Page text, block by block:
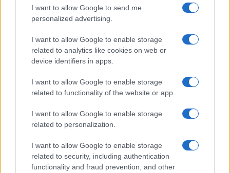
I want to allow Google to send me
personalized advertising.
I want to allow Google to enable storage
related to analytics like cookies on web or
device identifiers in apps.
I want to allow Google to enable storage
related to functionality of the website or app.
I want to allow Google to enable storage
related to personalization.
I want to allow Google to enable storage
related to security, including authentication
functionality and fraud prevention, and other
SZÍNPAD
Táncolj, Poirot! – Detektívkalandok az
Orfeumban
Május 28-án az Erzsébet körúti Orfeumban bemutatták a
Poirot az Orfeumban című, két darabból, a Darázsfészekből
és a Sárga íriszből álló „vacsoraszínházi előadást”. A
táncos-komikus és revüszerű elemek keverednek benne,
jutunk, valójában kicsoda Hercule Poirot.